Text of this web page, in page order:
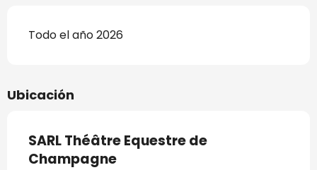
Todo el año 2026
Ubicación
SARL Théâtre Equestre de
Champagne